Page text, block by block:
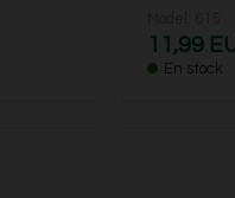
11,99
En stock